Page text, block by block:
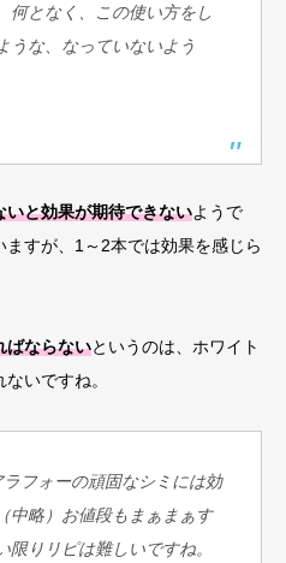
何となく、この使い方をし
うな、なっていないよう
と効果が期待できないようで
すが、1～2本では効果を感じら
ばならないというのは、ホワイト
いですね。
フォーの頑固なシミには効
（中略）
お値段もまぁまぁす
りリピは難しいですね。